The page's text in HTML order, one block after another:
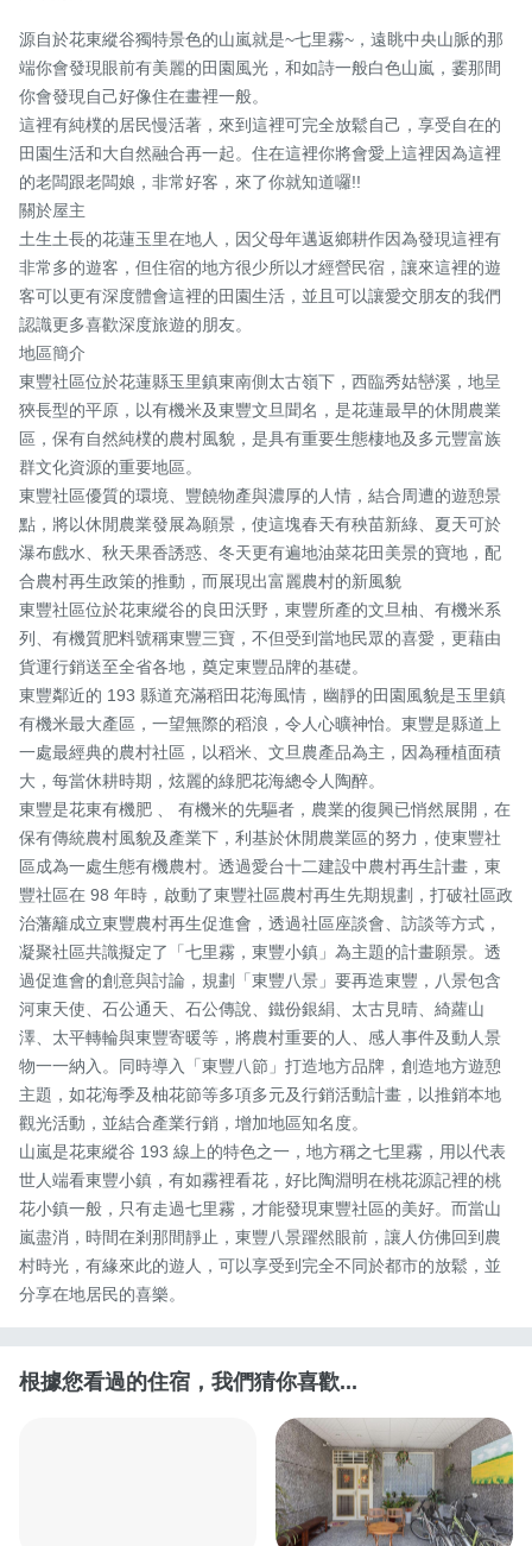
源自於花東縱谷獨特景色的山嵐就是~七里霧~，遠眺中央山脈的那
端你會發現眼前有美麗的田園風光，和如詩一般白色山嵐，霎那間
你會發現自己好像住在畫裡一般。
這裡有純樸的居民慢活著，來到這裡可完全放鬆自己，享受自在的
田園生活和大自然融合再一起。住在這裡你將會愛上這裡因為這裡
的老闆跟老闆娘，非常好客，來了你就知道囉!!
關於屋主
土生土長的花蓮玉里在地人，因父母年邁返鄉耕作因為發現這裡有
非常多的遊客，但住宿的地方很少所以才經營民宿，讓來這裡的遊
客可以更有深度體會這裡的田園生活，並且可以讓愛交朋友的我們
認識更多喜歡深度旅遊的朋友。
地區簡介
東豐社區位於花蓮縣玉里鎮東南側太古嶺下，西臨秀姑巒溪，地呈
狹長型的平原，以有機米及東豐文旦聞名，是花蓮最早的休閒農業
區，保有自然純樸的農村風貌，是具有重要生態棲地及多元豐富族
群文化資源的重要地區。
東豐社區優質的環境、豐饒物產與濃厚的人情，結合周遭的遊憩景
點，將以休閒農業發展為願景，使這塊春天有秧苗新綠、夏天可於
瀑布戲水、秋天果香誘惑、冬天更有遍地油菜花田美景的寶地，配
合農村再生政策的推動，而展現出富麗農村的新風貌
東豐社區位於花東縱谷的良田沃野，東豐所產的文旦柚、有機米系
列、有機質肥料號稱東豐三寶，不但受到當地民眾的喜愛，更藉由
貨運行銷送至全省各地，奠定東豐品牌的基礎。
東豐鄰近的 193 縣道充滿稻田花海風情，幽靜的田園風貌是玉里鎮
有機米最大產區，一望無際的稻浪，令人心曠神怡。東豐是縣道上
一處最經典的農村社區，以稻米、文旦農產品為主，因為種植面積
大，每當休耕時期，炫麗的綠肥花海總令人陶醉。
東豐是花東有機肥 、 有機米的先驅者，農業的復興已悄然展開，在
保有傳統農村風貌及產業下，利基於休閒農業區的努力，使東豐社
區成為一處生態有機農村。透過愛台十二建設中農村再生計畫，東
豐社區在 98 年時，啟動了東豐社區農村再生先期規劃，打破社區政
治藩籬成立東豐農村再生促進會，透過社區座談會、訪談等方式，
凝聚社區共識擬定了「七里霧，東豐小鎮」為主題的計畫願景。透
過促進會的創意與討論，規劃「東豐八景」要再造東豐，八景包含
河東天使、石公通天、石公傳說、鐵份銀絹、太古見晴、綺蘿山
澤、太平轉輪與東豐寄暖等，將農村重要的人、感人事件及動人景
物一一納入。同時導入「東豐八節」打造地方品牌，創造地方遊憩
主題，如花海季及柚花節等多項多元及行銷活動計畫，以推銷本地
觀光活動，並結合產業行銷，增加地區知名度。
山嵐是花東縱谷 193 線上的特色之一，地方稱之七里霧，用以代表
世人端看東豐小鎮，有如霧裡看花，好比陶淵明在桃花源記裡的桃
花小鎮一般，只有走過七里霧，才能發現東豐社區的美好。而當山
嵐盡消，時間在剎那間靜止，東豐八景躍然眼前，讓人仿佛回到農
村時光，有緣來此的遊人，可以享受到完全不同於都市的放鬆，並
分享在地居民的喜樂。
根據您看過的住宿，我們猜你喜歡...